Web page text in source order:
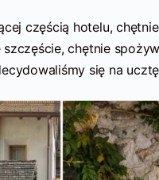
częścią hotelu,
szczęście, chętnie
się na